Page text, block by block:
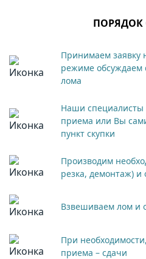
ПОРЯДОК
Принимаем заявку
режиме обсуждаем
лома
Наши
приема или Вы
пункт скупки
Производим
резка, демонтаж) и
Взвешиваем лом и
При
приема – сдачи